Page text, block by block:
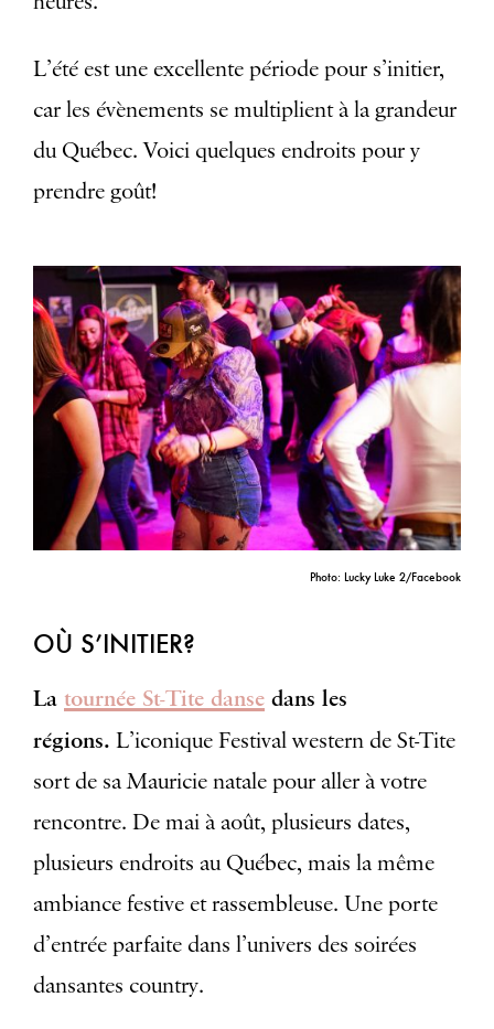
L’été est une excellente période pour s’initier,
car les évènements se multiplient à la grandeur
du Québec. Voici quelques endroits pour y
prendre goût!
Photo: Lucky Luke 2/Facebook
OÙ S’INITIER?
La tournée St-Tite danse dans les
régions. L’iconique Festival western de St-Tite
sort de sa Mauricie natale pour aller à votre
rencontre. De mai à août, plusieurs dates,
plusieurs endroits au Québec, mais la même
ambiance festive et rassembleuse. Une porte
d’entrée parfaite dans l’univers des soirées
dansantes country.